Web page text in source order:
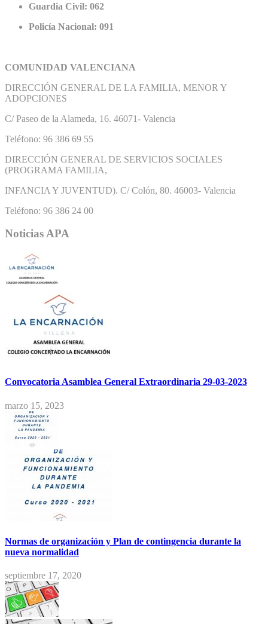
Guardia Civil: 062
Policía Nacional: 091
COMUNIDAD VALENCIANA
DIRECCIÓN GENERAL DE LA FAMILIA, MENOR Y
ADOPCIONES
C/ Paseo de la Alameda, 16. 46071- Valencia
Teléfono: 96 386 69 55
DIRECCIÓN GENERAL DE SERVICIOS SOCIALES
(PROGRAMA FAMILIA,
INFANCIA Y JUVENTUD). C/ Colón, 80. 46003- Valencia
Teléfono: 96 386 24 00
Noticias APA
Convocatoria Asamblea General Extraordinaria 29-03-2023
marzo 15, 2023
Normas de organización y Plan de contingencia durante la
nueva normalidad
septiembre 17, 2020